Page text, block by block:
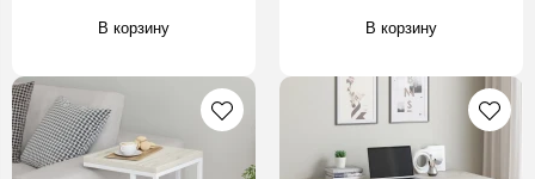
В корзину В корзину